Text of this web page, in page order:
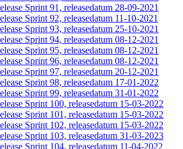
Sprint 91, releasedatum 28-09-2021
Sprint 92, releasedatum 11-10-2021
Sprint 93, releasedatum 25-10-2021
Sprint 94, releasedatum 08-12-2021
Sprint 95, releasedatum 08-12-2021
Sprint 96, releasedatum 08-12-2021
Sprint 97, releasedatum 20-12-2021
Sprint 98, releasedatum 17-01-2022
Sprint 99, releasedatum 31-01-2022
Sprint 100, releasedatum 15-03-2022
Sprint 101, releasedatum 15-03-2022
Sprint 102, releasedatum 15-03-2022
Sprint 103, releasedatum 31-03-2023
Sprint 104, releasedatum 11-04-2022